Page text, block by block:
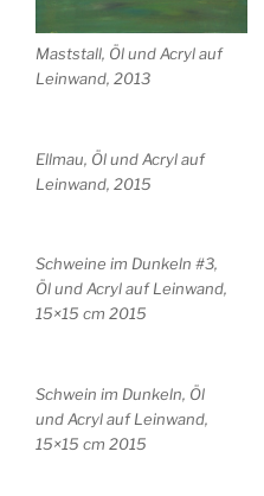
Maststall, Öl und Acryl auf
Leinwand, 2013
Ellmau, Öl und Acryl auf
Leinwand, 2015
Schweine im Dunkeln #3,
Öl und Acryl auf Leinwand,
15×15 cm 2015
Schwein im Dunkeln, Öl
und Acryl auf Leinwand,
15×15 cm 2015